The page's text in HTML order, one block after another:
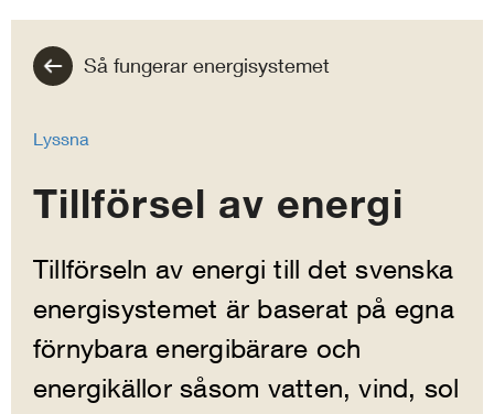
Så fungerar energisystemet
Lyssna
Tillförsel av energi
Tillförseln av energi till det svenska
energisystemet är baserat på egna
förnybara energibärare och
energikällor såsom vatten, vind, sol